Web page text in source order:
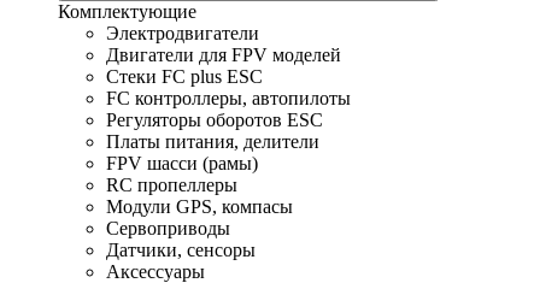
Комплектующие
Электродвигатели
Двигатели для FPV моделей
Стеки FC plus ESC
FC контроллеры, автопилоты
Регуляторы оборотов ESC
Платы питания, делители
FPV шасси (рамы)
RC пропеллеры
Модули GPS, компасы
Сервоприводы
Датчики, сенсоры
Аксессуары